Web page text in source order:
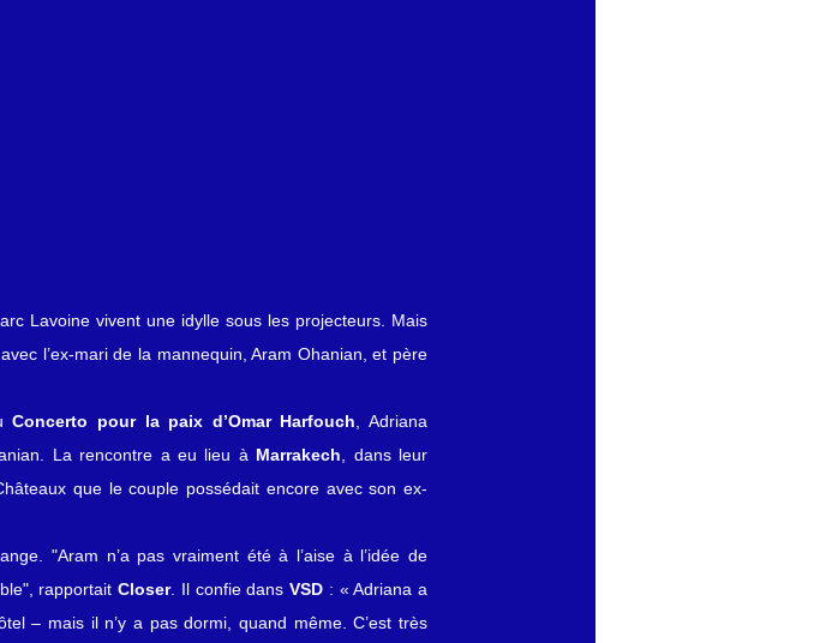
Lavoine vivent une idylle sous les projecteurs. Mais
l’ex-mari de la mannequin, Aram Ohanian, et père
Concerto pour la paix d’Omar Harfouch, Adriana
La rencontre a eu lieu à Marrakech, dans leur
que le couple possédait encore avec son ex-
"Aram n’a pas vraiment été à l’aise à l’idée de
rapportait Closer. Il confie dans VSD : « Adriana a
– mais il n’y a pas dormi, quand même. C’est très